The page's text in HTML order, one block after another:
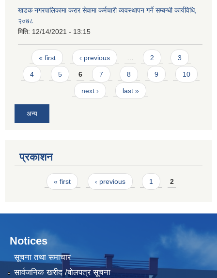
खडक नगरपालिकामा करार सेवामा कर्मचारी व्यवस्थापन गर्ने सम्बन्धी कार्यविधि,
२०७८
मिति: 12/14/2021 - 13:15
Pages
« first ‹ previous … 2 3
4 5 6 7 8 9 10
next › last »
अन्य
प्रकाशन
Pages« first ‹ previous 1 2
Notices
सूचना तथा समाचार
सार्वजनिक खरीद /बोलपत्र सूचना